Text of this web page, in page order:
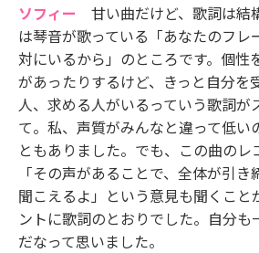
ソフィー
甘い曲だけど、歌詞は結
は琴音が歌っている「あなたのフレ
対にいるから」のところです。個性
があったりするけど、きっと自分を
人、求める人がいるっていう歌詞が
て。私、声質がみんなと違って低い
ともありました。でも、この曲のレ
「その声があることで、全体が引
聞こえるよ」という意見も聞くこと
ントに歌詞のとおりでした。自分も
だなって思いました。